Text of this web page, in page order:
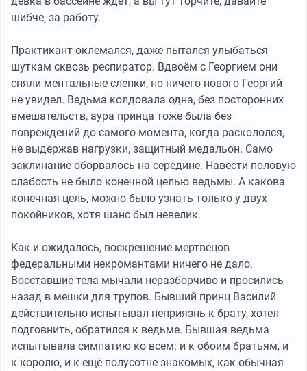
шибче, за работу.
Практикант оклемался, даже пытался улыбаться
шуткам сквозь респиратор. Вдвоём с Георгием они
сняли ментальные слепки, но ничего нового Георгий
не увидел. Ведьма колдовала одна, без посторонних
вмешательств, аура принца тоже была без
повреждений до самого момента, когда раскололся,
не выдержав нагрузки, защитный медальон. Само
заклинание оборвалось на середине. Навести половую
слабость не было конечной целью ведьмы. А какова
конечная цель, можно было узнать только у двух
покойников, хотя шанс был невелик.
Как и ожидалось, воскрешение мертвецов
федеральными некромантами ничего не дало.
Восставшие тела мычали неразборчиво и просились
назад в мешки для трупов. Бывший принц Василий
действительно испытывал неприязнь к брату, хотел
подговнить, обратился к ведьме. Бывшая ведьма
испытывала симпатию ко всем: и к обоим братьям, и
к королю, и к ещё полусотне знакомых, как обычная